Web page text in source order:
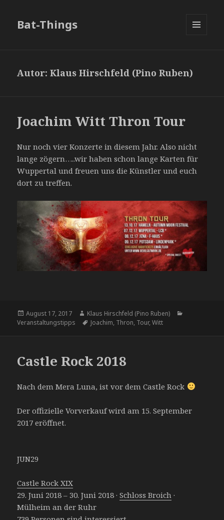
Bat-Things
Autor:Klaus Hirschfeld (Pino Ruben)
Joachim Witt Thron Tour
Nur noch vier Konzerte in diesem Jahr. Also nicht
lange zögern…..wir haben schon lange Karten für
Wuppertal und freuen uns die Künstler und euch
dort zu treffen.
Veröffentlicht
am
August 17, 2017 Autor
Klaus Hirschfeld (Pino Ruben)
Veranstaltungstipps
Tags
Joachim, Thron, Tour,Witt
Castle Rock 2018
Nach dem Mera Luna, ist vor dem Castle Rock
Der offizielle Vorverkauf wird am 15. September
2017 eröffnet.
JUN29
Castle Rock XIX
29. Juni 2018 – 30. Juni 2018 ·Schloss Broich ·
Mülheim an der Ruhr